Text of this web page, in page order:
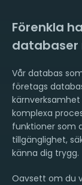
Förenkla
databaser
Vår databas
företags
komplexa
funktioner som
tillgänglighet,
känna dig trygg.
Oavsett om du